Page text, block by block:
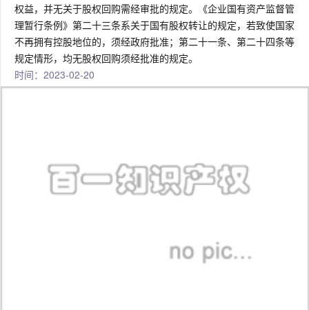
权益，并无关于股权回购需经审批的规定。《企业国有资产监督管
理暂行条例》第二十三条系关于国有股权转让的规定，若致使国家
不再拥有控股地位的，须经政府批准；第二十一条、第二十四条等
规定情形，均无股权回购须经批准的规定。
时间：2023-02-20